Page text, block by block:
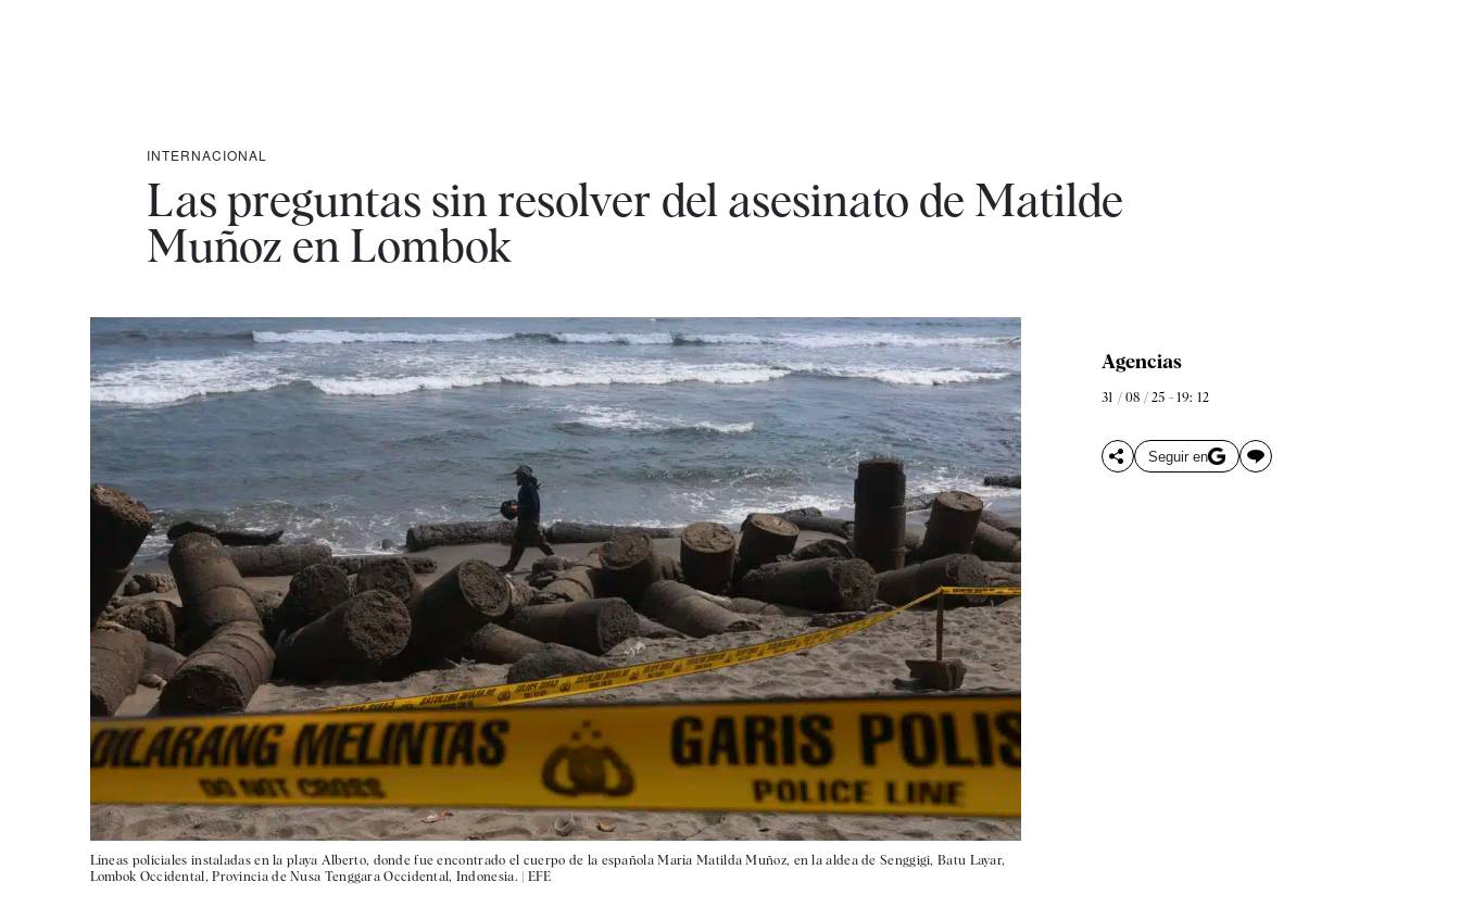
INTERNACIONAL
Las preguntas sin resolver del asesinato de Matilde
Muñoz en Lombok
Líneas policiales instaladas en la playa Alberto, donde fue encontrado el cuerpo de la española María Matilda Muñoz, en la aldea de Senggigi, Batu Layar,
Lombok Occidental, Provincia de Nusa Tenggara Occidental, Indonesia. | EFE
Agencias
31 / 08 / 25 - 19: 12
Seguir en